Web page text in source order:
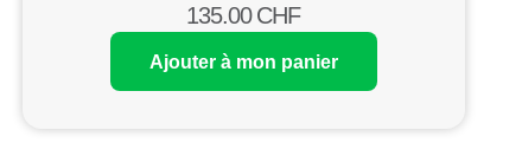
135.00CHF
Ajouter à mon panier